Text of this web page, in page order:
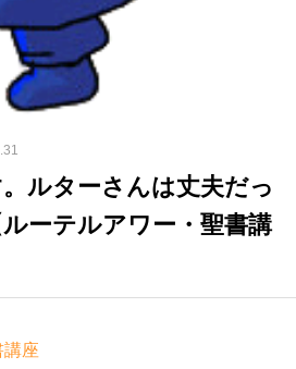
ルターさんは丈夫だっ
ーテルアワー・聖書講
講座